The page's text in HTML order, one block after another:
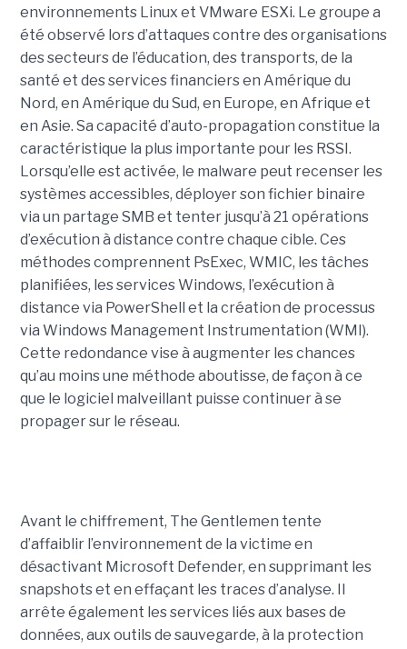
environnements Linux et VMware ESXi. Le groupe a
été observé lors d’attaques contre des organisations
des secteurs de l’éducation, des transports, de la
santé et des services financiers en Amérique du
Nord, en Amérique du Sud, en Europe, en Afrique et
en Asie. Sa capacité d’auto-propagation constitue la
caractéristique la plus importante pour les RSSI.
Lorsqu’elle est activée, le malware peut recenser les
systèmes accessibles, déployer son fichier binaire
via un partage SMB et tenter jusqu’à 21 opérations
d’exécution à distance contre chaque cible. Ces
méthodes comprennent PsExec, WMIC, les tâches
planifiées, les services Windows, l’exécution à
distance via PowerShell et la création de processus
via Windows Management Instrumentation (WMI).
Cette redondance vise à augmenter les chances
qu’au moins une méthode aboutisse, de façon à ce
que le logiciel malveillant puisse continuer à se
propager sur le réseau.
Avant le chiffrement, The Gentlemen tente
d’affaiblir l’environnement de la victime en
désactivant Microsoft Defender, en supprimant les
snapshots et en effaçant les traces d’analyse. Il
arrête également les services liés aux bases de
données, aux outils de sauvegarde, à la protection